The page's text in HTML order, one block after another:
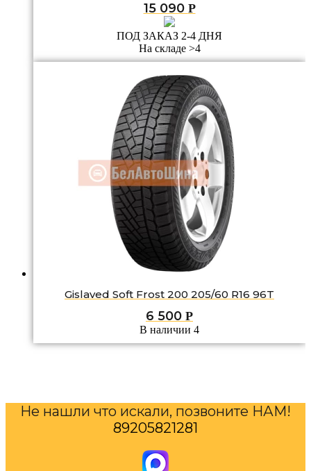
15 090 Р
ПОД ЗАКАЗ 2-4 ДНЯ
На складе >4
Gislaved Soft Frost 200 205/60 R16 96T
6 500 Р
В наличии 4
Не нашли что искали, позвоните НАМ!
89205821281